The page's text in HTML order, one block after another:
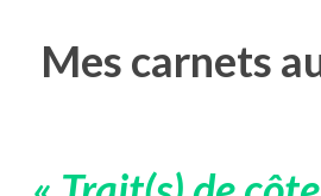
Mes carnets